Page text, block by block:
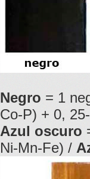
Negro = 1
Co-P) + 0,
Azul oscuro
Ni-Mn-Fe) /